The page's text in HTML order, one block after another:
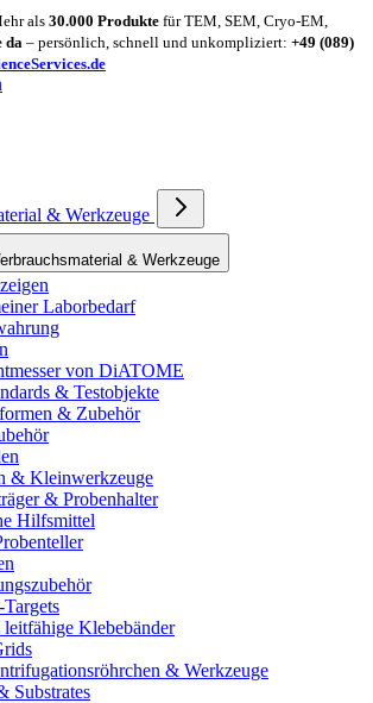
als 30.000 Produkte für TEM, SEM, Cryo-EM,
da – persönlich, schnell und unkompliziert: +49 (089)
& Werkzeuge
& Werkzeuge
Laborbedarf
von DiATOME
& Testobjekte
& Zubehör
& Kleinwerkzeuge
& Probenhalter
Hilfsmittel
Targets
leitfähige Klebebänder
& Werkzeuge
Substrates